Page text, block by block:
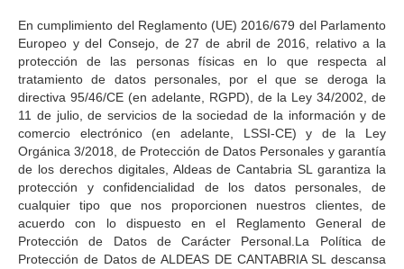
En cumplimiento del Reglamento (UE) 2016/679 del Parlamento
Europeo y del Consejo, de 27 de abril de 2016, relativo a la
protección de las personas físicas en lo que respecta al
tratamiento de datos personales, por el que se deroga la
directiva 95/46/CE (en adelante, RGPD), de la Ley 34/2002, de
11 de julio, de servicios de la sociedad de la información y de
comercio electrónico (en adelante, LSSI-CE) y de la Ley
Orgánica 3/2018, de Protección de Datos Personales y garantía
de los derechos digitales, Aldeas de Cantabria SL garantiza la
protección y confidencialidad de los datos personales, de
cualquier tipo que nos proporcionen nuestros clientes, de
acuerdo con lo dispuesto en el Reglamento General de
Protección de Datos de Carácter Personal.La Política de
Protección de Datos de ALDEAS DE CANTABRIA SL descansa